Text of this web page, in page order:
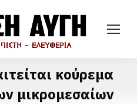
κούρεμα
μικρομεσαίων